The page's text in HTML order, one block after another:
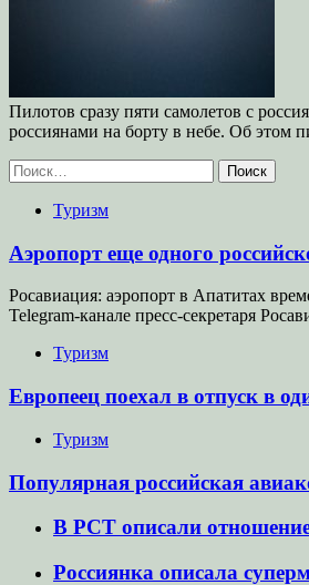
Пилотов сразу пяти самолетов с
россиянами на борту в небе. Об этом
Найти:
Туризм
Аэропорт еще одного
Росавиация: аэропорт в Апатитах
Telegram-канале пресс-секретаря
Туризм
Европеец поехал в отпуск в
Туризм
Популярная российская
В РСТ описали
Россиянка описала